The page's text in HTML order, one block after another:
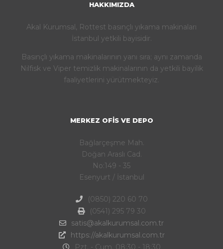
HAKKIMIZDA
Akal Kurumsal, Rottest basınçlı yıkama makinaları
İstanbul yetkili bayisidir.
Basınçlı yıkama makinalarının yanı sıra; aynı zamanda
Nilfisk ve Viper temizlik makinalarının da yetkili bayilik
faaliyetlerini yürütmekteyiz.
MERKEZ OFIS VE DEPO
Bağlarçeşme Mah.
Doğan Araslı Cad.
No:149 - 35
Esenyurt / İstanbul
(0850) 220 60 70
(0541) 295 79 30
satis@akalkurumsal.com.tr
https://akalkurumsal.com.tr
Pzt. - Cum. 08:30 - 18:30